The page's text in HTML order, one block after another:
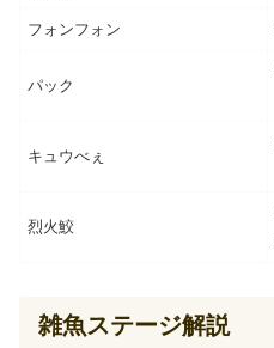
フォンフォン
パック
キュウべぇ
烈火鮫
雑魚ステージ解説